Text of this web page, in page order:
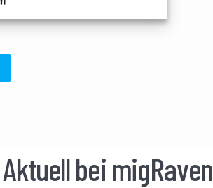
Aktuell bei migRaven